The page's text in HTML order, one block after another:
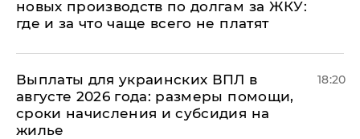
новых производств по долгам за ЖКУ:
где и за что чаще всего не платят
Выплаты для украинских ВПЛ в
августе 2026 года: размеры помощи,
сроки начисления и субсидия на
жилье
18:20